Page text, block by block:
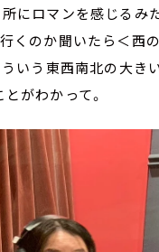
にロマンを感じるみ
くのか聞いたら＜西
ういう東西南北の大き
がわかって。